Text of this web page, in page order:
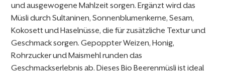
und ausgewogene Mahlzeit sorgen. Ergänzt wird das
Müsli durch Sultaninen, Sonnenblumenkerne, Sesam,
Kokosett und Haselnüsse, die für zusätzliche Textur und
Geschmack sorgen. Gepoppter Weizen, Honig,
Rohrzucker und Maismehl runden das
Geschmackserlebnis ab. Dieses Bio Beerenmüsli ist ideal